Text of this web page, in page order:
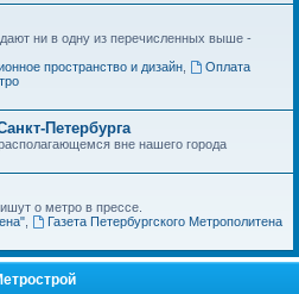
ни в одну из перечисленных выше -
пространство и дизайн,
Оплата
Петербурга
вне нашего города
о метро в прессе.
,
Газета Петербургского Метрополитена